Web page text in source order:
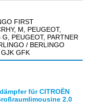
FIRST
M, PEUGEOT,
PEUGEOT, PARTNER
/ BERLINGO
GFK
für CITROËN
2.0